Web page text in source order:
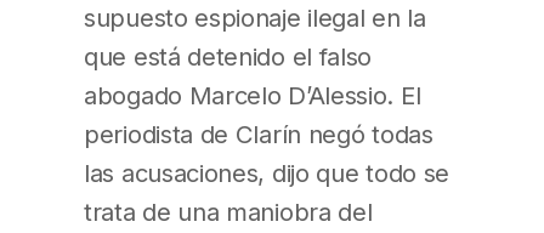
supuesto espionaje ilegal en la
que está detenido el falso
abogado Marcelo D’Alessio. El
periodista de Clarín negó todas
las acusaciones, dijo que todo se
trata de una maniobra del